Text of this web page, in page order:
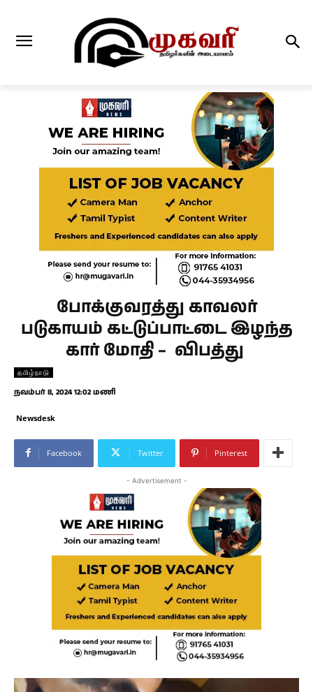
போக்குவரத்து காவலர்
படுகாயம் கட்டுப்பாட்டை இழந்த
கார் மோதி – விபத்து
தமிழ்நாடு
நவம்பர் 8, 2024 12:02 மணி
Newsdesk
Facebook Twitter Pinterest
- Advertisement -